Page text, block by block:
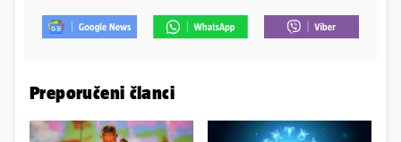
Preporučeni članci